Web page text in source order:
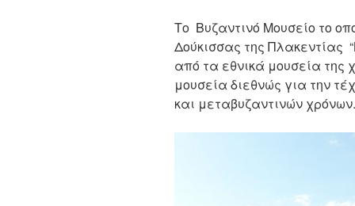
Το Βυζαντινό Μουσείο το
Δούκισσας της Πλακεντίας
από τα εθνικά μουσεία της
μουσεία διεθνώς για την
και μεταβυζαντινών χρόνων.